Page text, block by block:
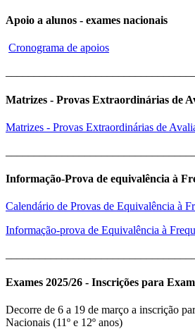
Apoio a alunos - exames nacionais
Cronograma de apoios
Matrizes - Provas Extraordinárias de
Matrizes - Provas Extraordinárias de
Informação-Prova de equivalência à
Calendário de Provas de Equivalência à
Informação-prova de Equivalência à
Exames 2025/26 - Inscrições para
Decorre de 6 a 19 de março a inscrição
Nacionais (11º e 12º anos)